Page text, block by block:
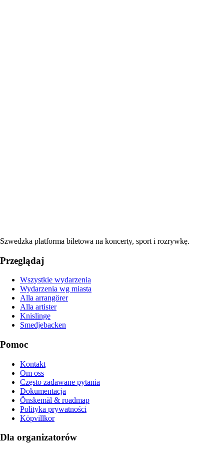
Szwedzka platforma biletowa na koncerty, sport i rozrywkę.
Przeglądaj
Wszystkie wydarzenia
Wydarzenia wg miasta
Alla arrangörer
Alla artister
Knislinge
Smedjebacken
Pomoc
Kontakt
Om oss
Często zadawane pytania
Dokumentacja
Önskemål & roadmap
Polityka prywatności
Köpvillkor
Dla organizatorów